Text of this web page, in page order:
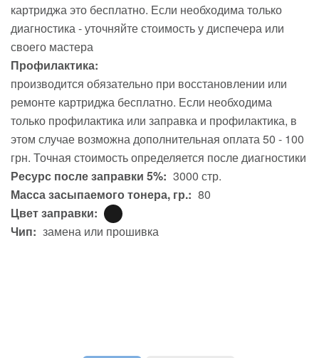
картриджа это бесплатно. Если необходима только
диагностика - уточняйте стоимость у диспечера или
своего мастера
Профилактика:
производится обязательно при восстановлении или
ремонте картриджа бесплатно. Если необходима
только профилактика или заправка и профилактика, в
этом случае возможна дополнительная оплата 50 - 100
грн. Точная стоимость определяется после диагностики
Ресурс после заправки 5%: 3000 стр.
Масса засыпаемого тонера, гр.: 80
Цвет заправки:
Чип: замена или прошивка